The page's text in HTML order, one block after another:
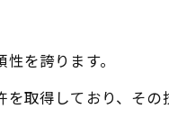
を誇ります。
取得しており、その